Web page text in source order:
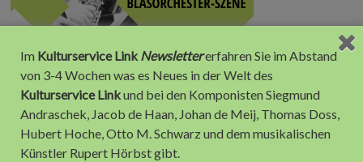
Im Kulturservice LinkNewslettererfahren Sie im Abstand
von 3-4 Wochen was es Neues in der Welt des
Kulturservice Linkund bei den Komponisten Siegmund
Andraschek, Jacob de Haan, Johan de Meij, Thomas Doss,
Hubert Hoche, Otto M. Schwarz und dem musikalischen
Künstler Rupert Hörbst gibt.